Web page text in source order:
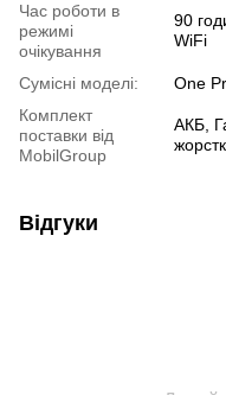
Час роботи в
режимі
очікування
90
WiFi
Сумісні моделі:
One
Комплект
поставки від
MobilGroup
АКБ,
Відгуки